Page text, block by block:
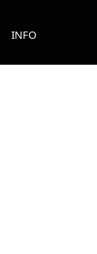
INFO